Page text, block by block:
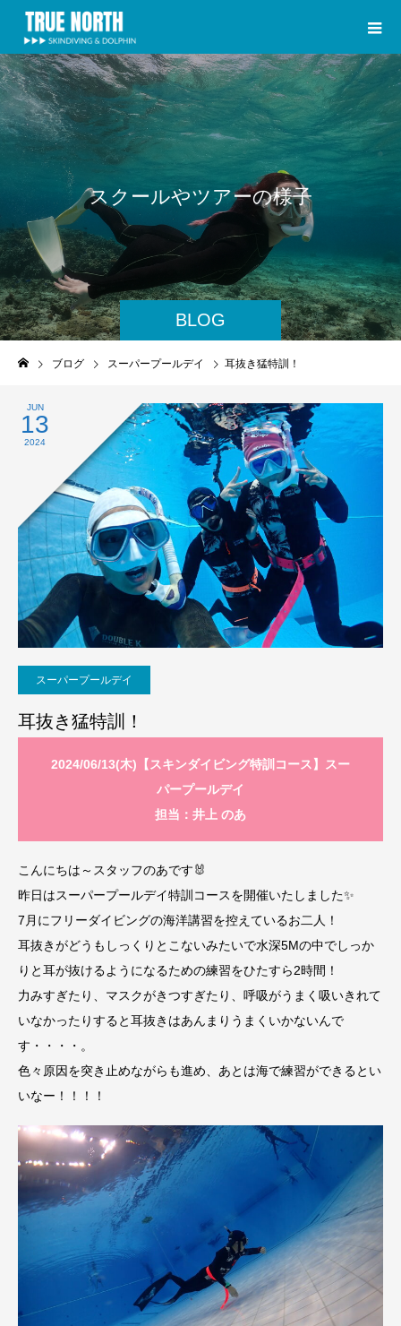
BLOG
ス ク ールやツ アーの様子
ブログ スーパープールデイ 耳抜き猛特訓！
JUN
13
2024
スーパープールデイ
耳抜き猛特訓！
2024/06/13(木)【スキンダイビング特訓コース】スー
パープールデイ
担当：井上 のあ
こんにちは～スタッフのあです🐰
昨日はスーパープールデイ特訓コースを開催いたしました✨
7月にフリーダイビングの海洋講習を控えているお二人！
耳抜きがどうもしっくりとこないみたいで水深5Mの中でしっか
りと耳が抜けるようになるための練習をひたすら2時間！
力みすぎたり、マスクがきつすぎたり、呼吸がうまく吸いきれて
いなかったりすると耳抜きはあんまりうまくいかないんで
す・・・・。
色々原因を突き止めながらも進め、あとは海で練習ができるとい
いなー！！！！